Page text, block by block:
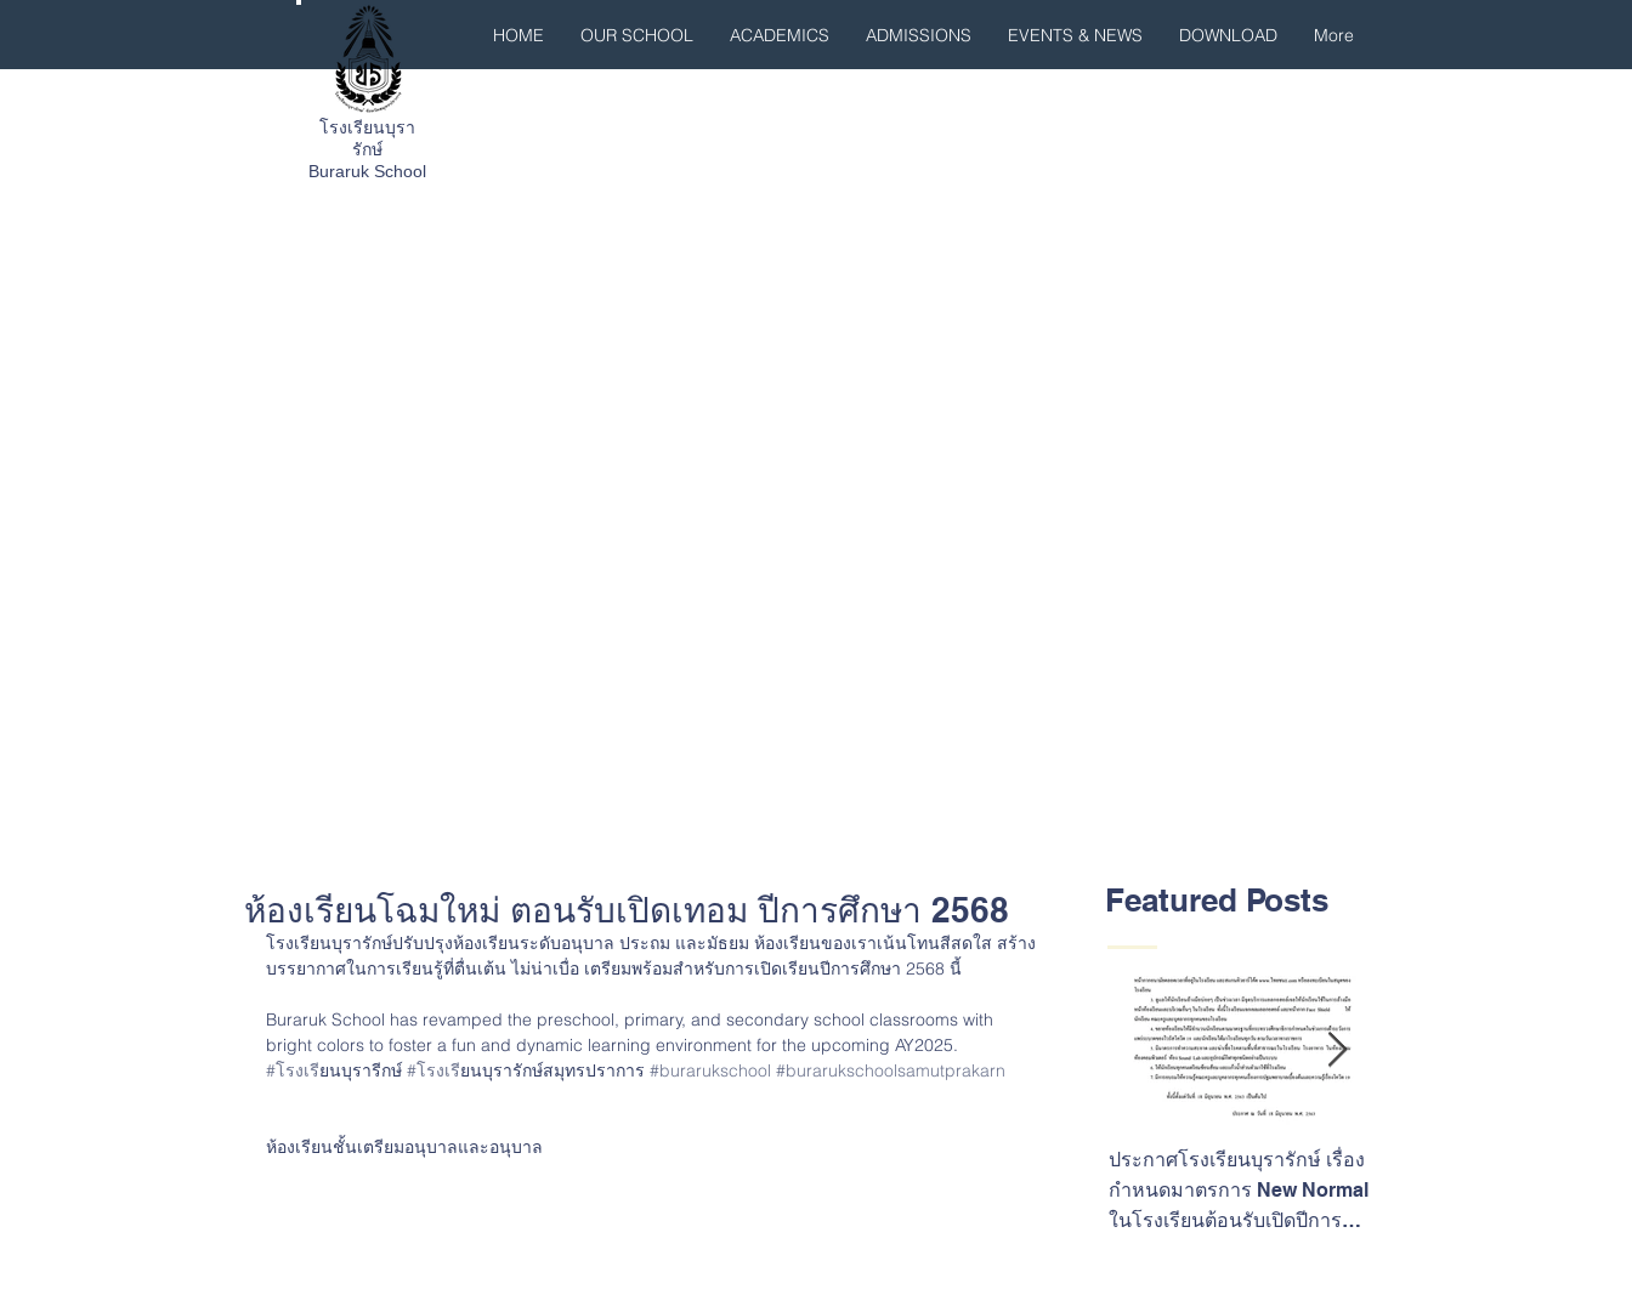
HOME OUR SCHOOL ACADEMICS ADMISSIONS EVENTS & NEWS DOWNLOAD More
โรงเรียนบุรา
รักษ์
Buraruk School
Featured Posts
ประกาศโรงเรียนบุรารักษ์ เรื่อง
กำหนดมาตรการ New Normal
ในโรงเรียนต้อนรับเปิดปีการ
ห้องเรียนโฉมใหม่ ตอนรับเปิดเทอม ปีการศึกษา 2568
โรงเรียนบุรารักษ์ปรับปรุงห้องเรียนระดับอนุบาล ประถม และมัธยม ห้องเรียนของเราเน้นโทนสีสดใส สร้าง
บรรยากาศในการเรียนรู้ที่ตื่นเต้น ไม่น่าเบื่อ เตรียมพร้อมสำหรับการเปิดเรียนปีการศึกษา 2568 นี้
Buraruk School has revamped the preschool, primary, and secondary school classrooms with
bright colors to foster a fun and dynamic learning environment for the upcoming AY2025.
#โรงเรียนบุรารีกษ์ #โรงเรียนบุรารักษ์สมุทรปราการ #burarukschool #burarukschoolsamutprakarn
ห้องเรียนชั้นเตรียมอนุบาลและอนุบาล